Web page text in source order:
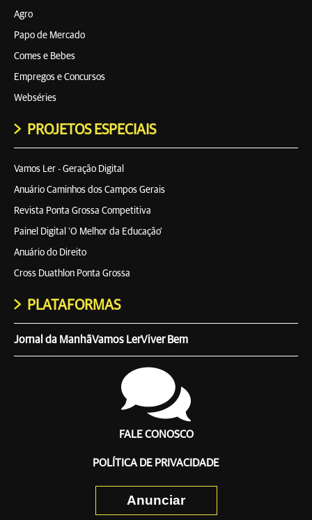
Agro
Papo de Mercado
Comes e Bebes
Empregos e Concursos
Webséries
PROJETOS ESPECIAIS
Vamos Ler - Geração Digital
Anuário Caminhos dos Campos Gerais
Revista Ponta Grossa Competitiva
Painel Digital 'O Melhor da Educação'
Anuário do Direito
Cross Duathlon Ponta Grossa
PLATAFORMAS
Jornal da ManhãVamos LerViver Bem
FALE CONOSCO
POLÍTICA DE PRIVACIDADE
Anunciar